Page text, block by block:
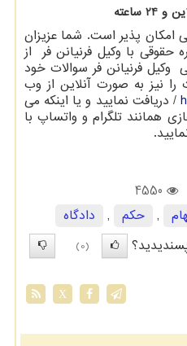
ساعته
امکان پذیر است. شما عزیزان
حقوقی با وکیل فرنیانن فر از
فرنیانن فر سوالات خود
نیز به صورت آنلاین از وب
/ دریافت نمایید و یا اینکه می
همانند تلگرام و واتساپ با
4550
, حكم ,
دادگاه
(0)
X